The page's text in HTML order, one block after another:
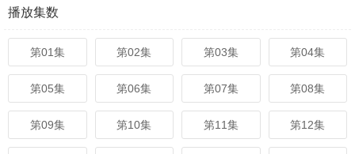
播放集数
第01集 第02集 第03集 第04集
第05集 第06集 第07集 第08集
第09集 第10集 第11集 第12集